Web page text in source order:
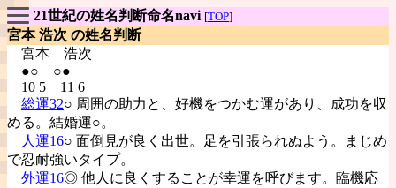
21世紀の姓名判断命名navi [TOP]
宮本 浩次 の姓名判断
宮本 浩次
●○ ○●
10 5 11 6
総運32○ 周囲の助力と、好機をつかむ運があり、成功を収
める。結婚運○。
人運16○ 面倒見が良く出世。足を引張られぬよう。まじめ
で忍耐強いタイプ。
外運16◎ 他人に良くすることが幸運を呼びます。臨機応